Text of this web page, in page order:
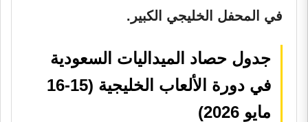
في المحفل الخليجي الكبير.
جدول حصاد الميداليات السعودية
في دورة الألعاب الخليجية (15-16
مايو 2026)